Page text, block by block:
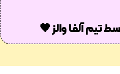
تیم آلفا والز 🖤